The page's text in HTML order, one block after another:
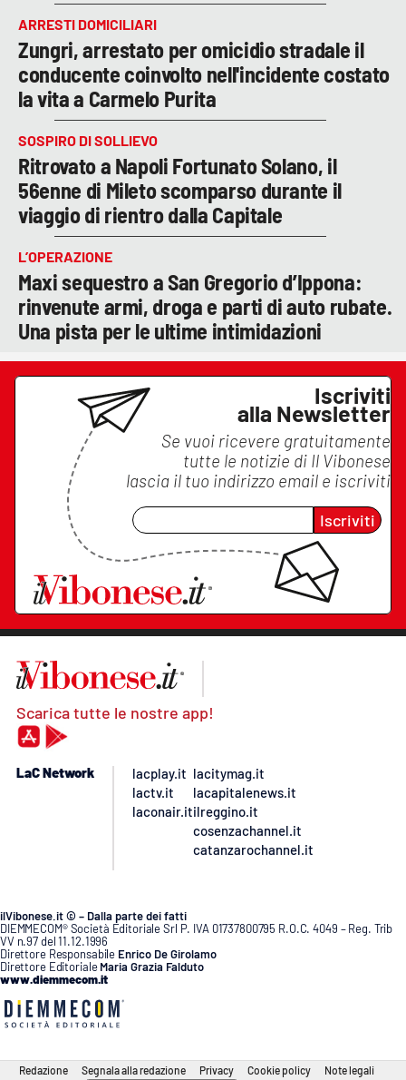
ARRESTI DOMICILIARI
Zungri, arrestato per omicidio stradale il
conducente coinvolto nell'incidente costato
la vita a Carmelo Purita
SOSPIRO DI SOLLIEVO
Ritrovato a Napoli Fortunato Solano, il
56enne di Mileto scomparso durante il
viaggio di rientro dalla Capitale
L’OPERAZIONE
Maxi sequestro a San Gregorio d’Ippona:
rinvenute armi, droga e parti di auto rubate.
Una pista per le ultime intimidazioni
Iscriviti
alla Newsletter
Se vuoi ricevere gratuitamente
tutte le notizie di Il Vibonese
lascia il tuo indirizzo email e iscriviti
Iscriviti
Scarica tutte le nostre app!
LaC Network
lacplay.it
lactv.it
laconair.it
lacitymag.it
lacapitalenews.it
ilreggino.it
cosenzachannel.it
catanzarochannel.it
ilVibonese.it © – Dalla parte dei fatti
DIEMMECOM® Società Editoriale Srl P. IVA 01737800795 R.O.C. 4049 – Reg. Trib
VV n.97 del 11.12.1996
Direttore Responsabile Enrico De Girolamo
Direttore Editoriale Maria Grazia Falduto
www.diemmecom.it
Redazione Segnala alla redazione Privacy Cookie policy Note legali